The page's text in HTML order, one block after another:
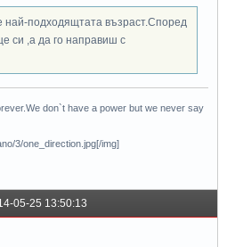
най-подходящтата възраст.Според
си ,а да го направиш с
don`t have a power but we never say
3/one_direction.jpg[/img]
05-25 13:50:13